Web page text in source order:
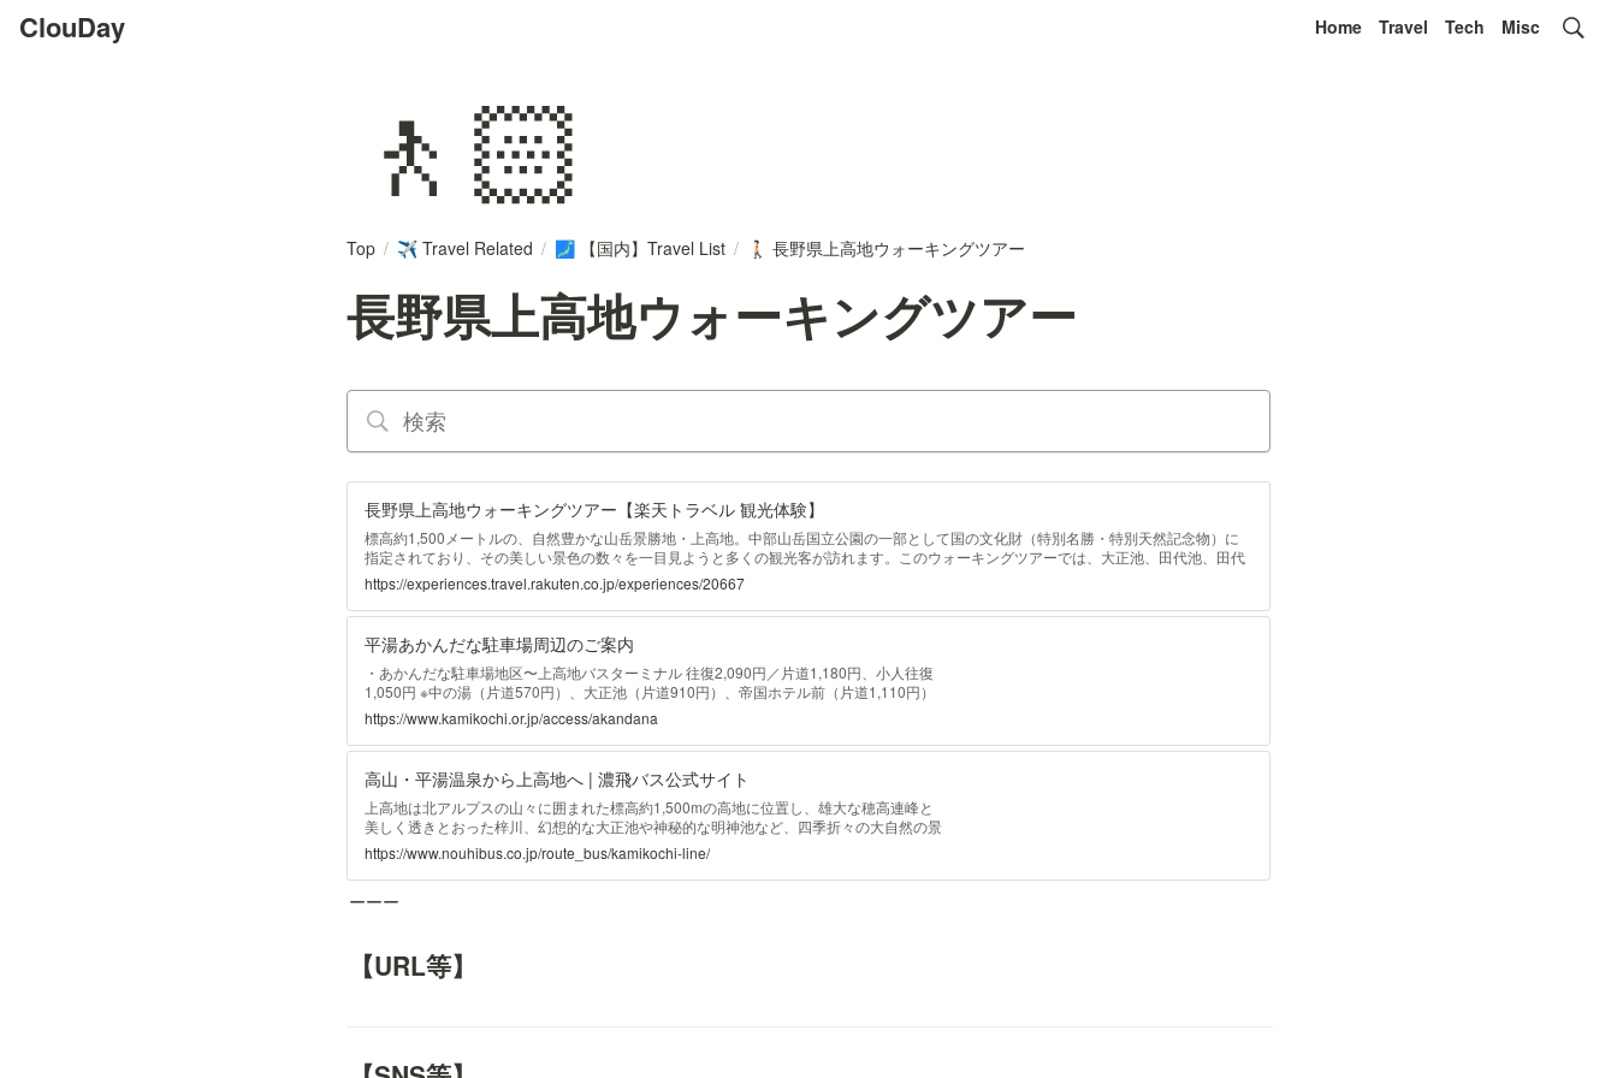
ClouDay Home Travel Tech Misc
🚶🏻
Top / ✈️ Travel Related / 🗾 【国内】Travel List / 🚶🏻 長野県上高地ウォーキングツアー
長野県上高地ウォーキングツアー
長野県上高地ウォーキングツアー【楽天トラベル 観光体験】
標高約1,500メートルの、自然豊かな山岳景勝地・上高地。中部山岳国立公園の一部として国の文化財（特別名勝・特別天然記念物）に
指定されており、その美しい景色の数々を一目見ようと多くの観光客が訪れます。このウォーキングツアーでは、大正池、田代池、田代
橋、河童橋などの人気観光スポットを、ガイドと共にゆっくりと巡ります。 ガイド付きのウォーキングツアーで上高地観光をお楽しみく
ださい。 ...
https://experiences.travel.rakuten.co.jp/experiences/20667
平湯あかんだな駐車場周辺のご案内
・あかんだな駐車場地区〜上高地バスターミナル 往復2,090円／片道1,180円、小人往復
1,050円 ※中の湯（片道570円）、大正池（片道910円）、帝国ホテル前（片道1,110円）
にも停車 ※カッコ内は障害者割引適用料金です。 ※平湯温泉地区ゾーン〜帝国ホテル(岐阜
県の事業者【普通車】は片道5,000円) ※上記料金とは別に安房トンネル通行料金（片道
790円+回送料金790円＝1,580円）がかかります。 濃飛タクシー TEL 0578-82-
1111 ハトタクシー TEL 0578-89-2616 宝タクシー TEL 0578-89-2631 上
高地タクシー共同配車管理センター TEL 0263-95-2350
https://www.kamikochi.or.jp/access/akandana
高山・平湯温泉から上高地へ | 濃飛バス公式サイト
上高地は北アルプスの山々に囲まれた標高約1,500mの高地に位置し、雄大な穂高連峰と
美しく透きとおった梓川、幻想的な大正池や神秘的な明神池など、四季折々の大自然の景
観が楽しめる日本屈指の山岳リゾートです。上高地のシンボル的存在の河童橋から望む穂
高連峰は、まさに絵になる風景です。今も原生林が残るマイナスイオンたっぷりの大自然
の中で、ゆったりと流れる時とともに散策をお楽しみください。 ...
https://www.nouhibus.co.jp/route_bus/kamikochi-line/
ーーー
【URL等】